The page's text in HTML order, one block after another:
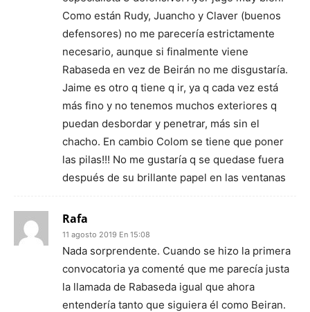
Como están Rudy, Juancho y Claver (buenos
defensores) no me parecería estrictamente
necesario, aunque si finalmente viene
Rabaseda en vez de Beirán no me disgustaría.
Jaime es otro q tiene q ir, ya q cada vez está
más fino y no tenemos muchos exteriores q
puedan desbordar y penetrar, más sin el
chacho. En cambio Colom se tiene que poner
las pilas!!! No me gustaría q se quedase fuera
después de su brillante papel en las ventanas
Rafa
11 agosto 2019 En 15:08
Nada sorprendente. Cuando se hizo la primera
convocatoria ya comenté que me parecía justa
la llamada de Rabaseda igual que ahora
entendería tanto que siguiera él como Beiran.